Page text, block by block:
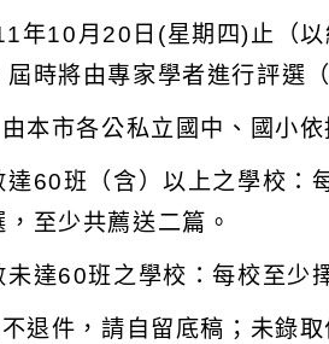
年10月20日(星期四)止（
時將由專家學者進行評選
本市各公私立國中、國小依
達60班（含）以上之學校：
至少共薦送二篇。
達60班之學校：每校至少
退件，請自留底稿；未錄